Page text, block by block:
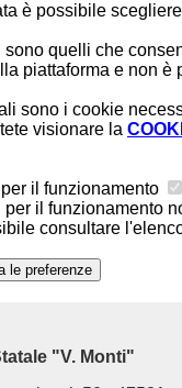
è possibile
sono quelli che
piattaforma e non è
sono i cookie
visionare la
il funzionamento
per il funzionamento
consultare
le preferenze
"V. Monti"